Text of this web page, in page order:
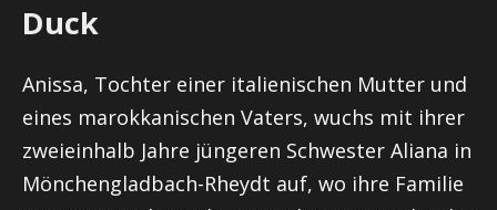
Duck
Anissa, Tochter einer italienischen Mutter und
eines marokkanischen Vaters, wuchs mit ihrer
zweieinhalb Jahre jüngeren Schwester Aliana in
Mönchengladbach-Rheydt auf, wo ihre Familie